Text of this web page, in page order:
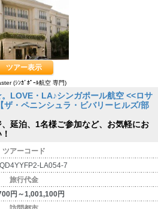
ツアー表示
(ｼﾝｶﾞﾎﾟｰﾙ航空 専門)
LOVE・LA♪シンガポール航空 <<ロサ
ザ・ペニンシュラ・ビバリーヒルズ/部
延泊、1名様ご参加など、お気軽にお
ツアーコード
LA054-7
旅行代金
円～1,001,100円